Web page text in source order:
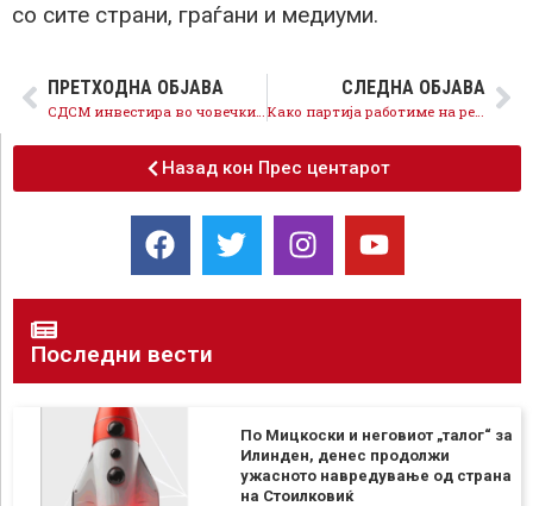
со сите страни, граѓани и медиуми.
ПРЕТХОДНА ОБЈАВА СЛЕДНА ОБЈАВА
Како партија работиме на реформи во правосудството, отворените предмети мора да добијат разрешница,
Назад кон Прес центарот
Последни вести
По Мицкоски и неговиот „талог“ за
Илинден, денес продолжи
ужасното навредување од страна
на Стоилковиќ